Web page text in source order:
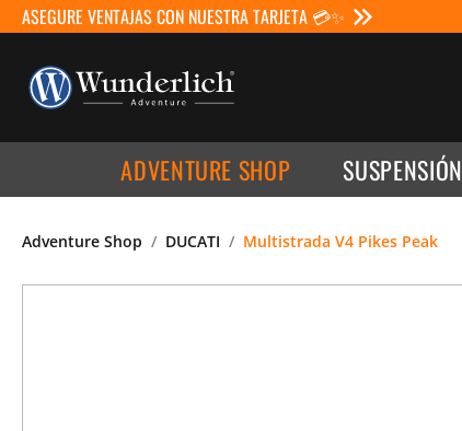
ASEGURE VENTAJAS CON NUESTRA TARJETA 💳✨
ADVENTURE SHOP SUSPENSIÓN
Adventure Shop DUCATI Multistrada V4 Pikes Peak